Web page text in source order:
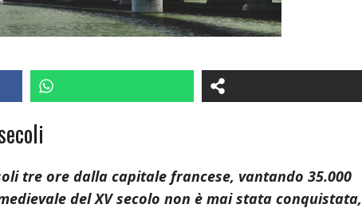
tre ore dalla capitale francese, vantando 35.000
del XV secolo non è mai stata conquistata,